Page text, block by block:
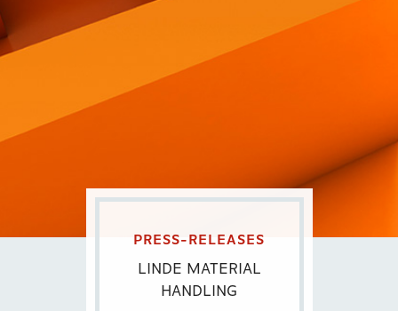
PRESS-RELEASES
LINDE MATERIAL
HANDLING